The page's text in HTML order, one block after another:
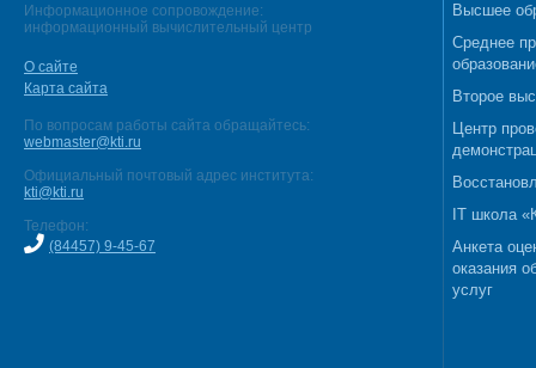
Информационное сопровождение:
информационный вычислительный центр
О сайте
Карта сайта
По вопросам работы сайта обращайтесь:
webmaster@kti.ru
Официальный почтовый адрес института:
kti@kti.ru
Телефон:
(84457) 9-45-67
Высшее
Среднее
Второе
Центр
IT школа
Анкета
оказания
услуг